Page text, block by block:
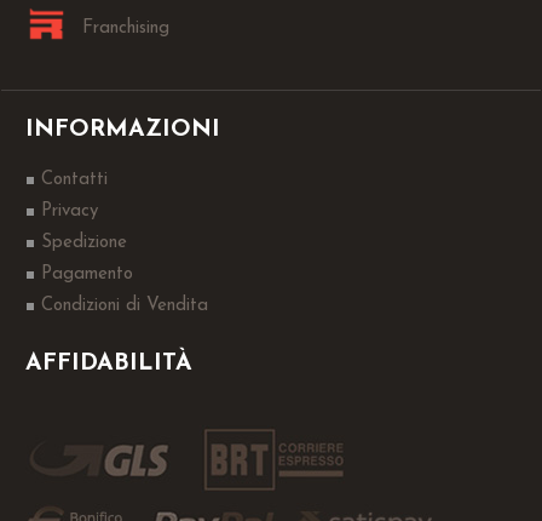
Franchising
INFORMAZIONI
Contatti
Privacy
Spedizione
Pagamento
Condizioni di Vendita
AFFIDABILITÀ